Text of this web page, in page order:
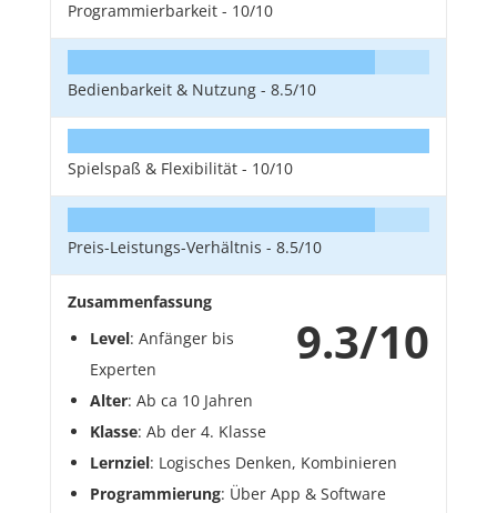
Programmierbarkeit - 10/10
Bedienbarkeit & Nutzung - 8.5/10
Spielspaß & Flexibilität - 10/10
Preis-Leistungs-Verhältnis - 8.5/10
9.3/10
Zusammenfassung
Level: Anfänger bis
Experten
Alter: Ab ca 10 Jahren
Klasse: Ab der 4. Klasse
Lernziel: Logisches Denken, Kombinieren
Programmierung: Über App & Software